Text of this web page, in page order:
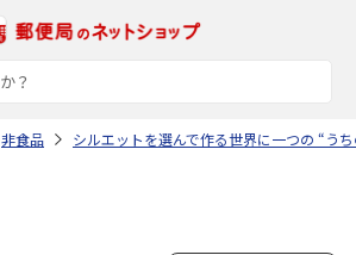
非食品 シルエットを選んで作る世界に一つの “う